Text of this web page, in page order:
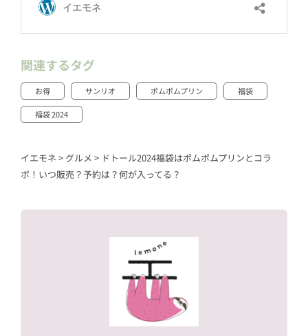
関連するタグ
お得 サンリオ ポムポムプリン 福袋
福袋 2024
イエモネ > グルメ > ドトール2024福袋はポムポムプリンとコラ
ボ！いつ販売？予約は？何が入ってる？